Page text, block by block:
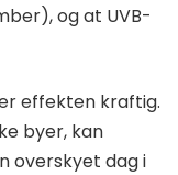
og at UVB-
effekten kraftig.
byer, kan
overskyet dag i